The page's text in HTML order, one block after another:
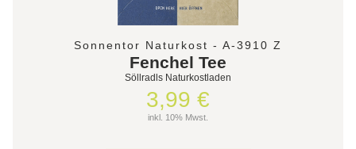
Sonnentor Naturkost - A-3910 Z
Fenchel Tee
Söllradls Naturkostladen
3,99 €
inkl. 10% Mwst.